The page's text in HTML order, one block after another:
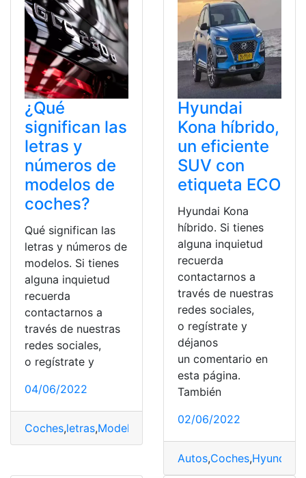
¿Qué
significan las
letras y
números de
modelos de
coches?
Qué significan las
letras y números de
modelos. Si tienes
alguna inquietud
recuerda
contactarnos a
través de nuestras
redes sociales,
o regístrate y
04/06/2022
Coches,letras,Modelo Significado
Hyundai
Kona híbrido,
un eficiente
SUV con
etiqueta ECO
Hyundai Kona
híbrido. Si tienes
alguna inquietud
recuerda
contactarnos a
través de nuestras
redes sociales,
o regístrate y
déjanos
un comentario en
esta página.
También
02/06/2022
Autos,Coches,Hyundai